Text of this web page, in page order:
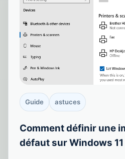
Guide astuces
Comment définir une
défaut sur Windows 11